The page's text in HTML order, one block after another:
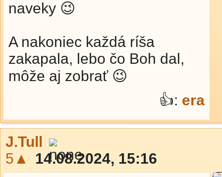
naveky 😉
A nakoniec každá ríša
zakapala, lebo čo Boh dal,
môže aj zobrať 😉
👍: era
J.Tull
5▲
14.08.2024, 15:16